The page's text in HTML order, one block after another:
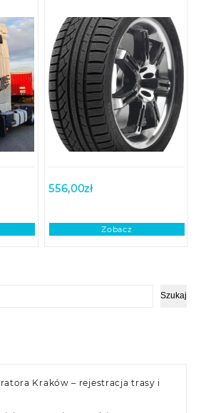
Szukaj
Kraków – rejestracja trasy i
556,00zł
Zobacz